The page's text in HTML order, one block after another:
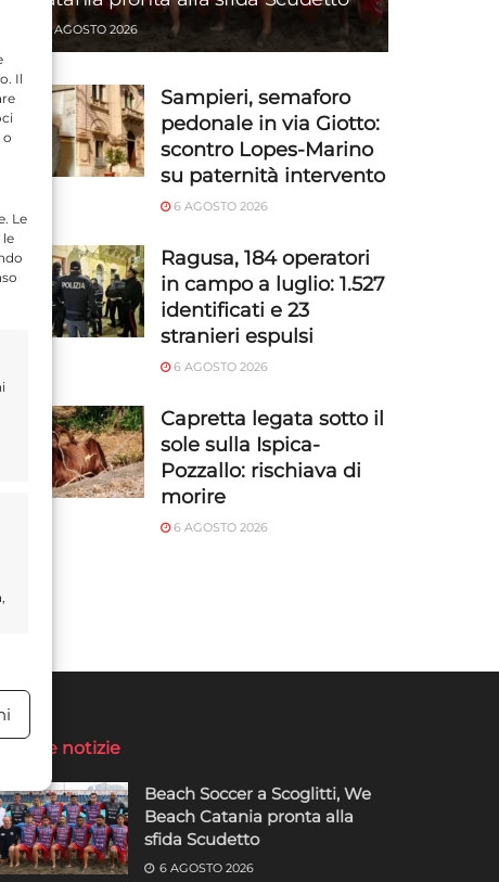
Il
o
Le
le
6 AGOSTO 2026
Sampieri, semaforo
pedonale in via Giotto:
scontro Lopes-Marino
su paternità intervento
6 AGOSTO 2026
Ragusa, 184 operatori
in campo a luglio: 1.527
identificati e 23
stranieri espulsi
6 AGOSTO 2026
Capretta legata sotto il
sole sulla Ispica-
Pozzallo: rischiava di
morire
6 AGOSTO 2026
Ultime notizie
Beach Soccer a Scoglitti, We
Beach Catania pronta alla
sfida Scudetto
6 AGOSTO 2026